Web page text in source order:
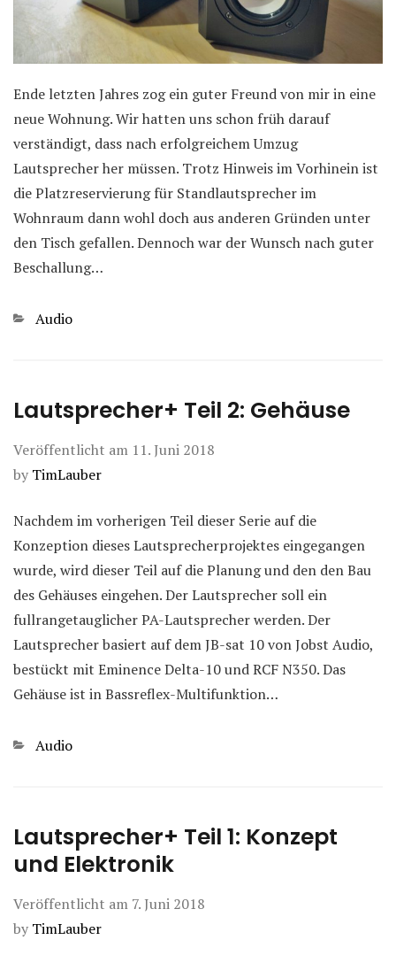
Ende letzten Jahres zog ein guter Freund von mir in eine
neue Wohnung. Wir hatten uns schon früh darauf
verständigt, dass nach erfolgreichem Umzug
Lautsprecher her müssen. Trotz Hinweis im Vorhinein ist
die Platzreservierung für Standlautsprecher im
Wohnraum dann wohl doch aus anderen Gründen unter
den Tisch gefallen. Dennoch war der Wunsch nach guter
Beschallung…
Kategorien
Audio
Lautsprecher+ Teil 2: Gehäuse
Veröffentlicht am 11. Juni 2018
by TimLauber
Nachdem im vorherigen Teil dieser Serie auf die
Konzeption dieses Lautsprecherprojektes eingegangen
wurde, wird dieser Teil auf die Planung und den den Bau
des Gehäuses eingehen. Der Lautsprecher soll ein
fullrangetauglicher PA-Lautsprecher werden. Der
Lautsprecher basiert auf dem JB-sat 10 von Jobst Audio,
bestückt mit Eminence Delta-10 und RCF N350. Das
Gehäuse ist in Bassreflex-Multifunktion…
Kategorien
Audio
Lautsprecher+ Teil 1: Konzept
und Elektronik
Veröffentlicht am 7. Juni 2018
by TimLauber